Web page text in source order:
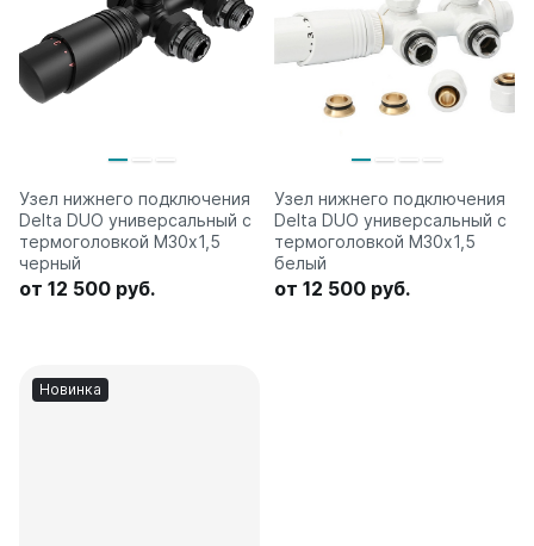
Узел нижнего подключения
Delta DUO универсальный с
термоголовкой М30х1,5
черный
от 12 500 руб.
Узел нижнего подключения
Delta DUO универсальный с
термоголовкой М30х1,5
белый
от 12 500 руб.
Новинка